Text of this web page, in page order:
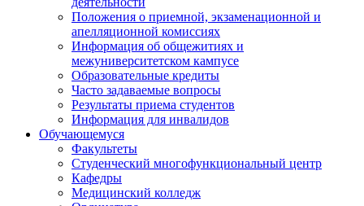
Положения о приемной, экзаменационной и
апелляционной комиссиях
Информация об общежитиях и
межуниверситетском кампусе
Образовательные кредиты
Часто задаваемые вопросы
Результаты приема студентов
Информация для инвалидов
Обучающемуся
Факультеты
Студенческий многофункциональный центр
Кафедры
Медицинский колледж